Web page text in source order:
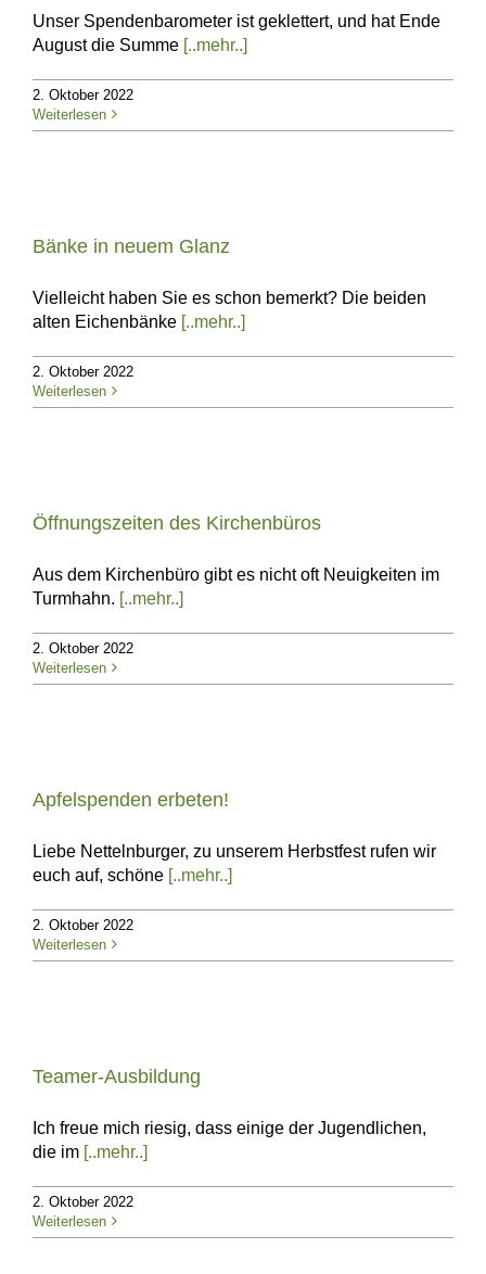
Unser Spendenbarometer ist geklettert, und hat Ende
August die Summe [..mehr..]
2. Oktober 2022
Weiterlesen
Bänke in neuem Glanz
Vielleicht haben Sie es schon bemerkt? Die beiden
alten Eichenbänke [..mehr..]
2. Oktober 2022
Weiterlesen
Öffnungszeiten des Kirchenbüros
Aus dem Kirchenbüro gibt es nicht oft Neuigkeiten im
Turmhahn. [..mehr..]
2. Oktober 2022
Weiterlesen
Apfelspenden erbeten!
Liebe Nettelnburger, zu unserem Herbstfest rufen wir
euch auf, schöne [..mehr..]
2. Oktober 2022
Weiterlesen
Teamer-Ausbildung
Ich freue mich riesig, dass einige der Jugendlichen,
die im [..mehr..]
2. Oktober 2022
Weiterlesen